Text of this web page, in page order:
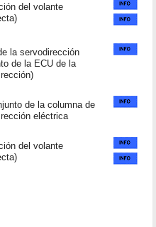
del volante
la servodirección
de la ECU de la
de la columna de
eléctrica
del volante